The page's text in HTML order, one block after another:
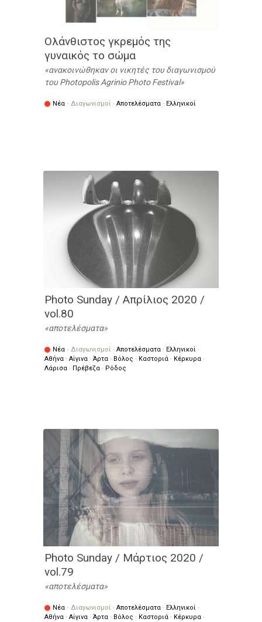
Ολάνθιστος γκρεμός της
γυναικός το σώμα
ανακοινώθηκαν οι νικητές του διαγωνισμού
του Photopolis Agrinio Photo Festival
Νέα · Διαγωνισμοί · Αποτελέσματα · Ελληνικοί
Photo Sunday / Απρίλιος 2020 /
vol.80
αποτελέσματα
Νέα · Διαγωνισμοί · Αποτελέσματα · Ελληνικοί ·
Αθήνα · Αίγινα · Άρτα · Βόλος · Καστοριά · Κέρκυρα ·
Λάρισα · Πρέβεζα · Ρόδος
Photo Sunday / Μάρτιος 2020 /
vol.79
αποτελέσματα
Νέα · Διαγωνισμοί · Αποτελέσματα · Ελληνικοί ·
Αθήνα · Αίγινα · Άρτα · Βόλος · Καστοριά · Κέρκυρα ·